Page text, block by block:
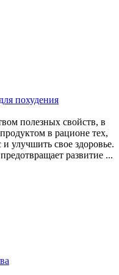
похудения
полезных свойств, в
в рационе тех,
улучшить свое здоровье.
развитие ...